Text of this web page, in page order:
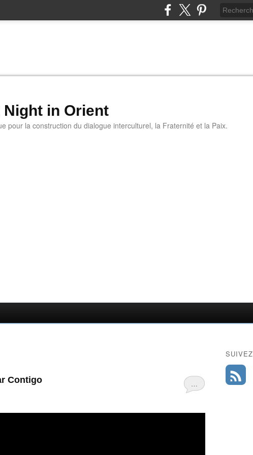
Night in Orient
pour la construction du dialogue interculturel, la Fraternité et la Paix.
…
Contigo